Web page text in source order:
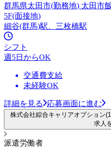
群馬県太田市(勤務地) 太田市
5F(面接地)
細谷(群馬)駅、三枚橋駅
シフト
週5日からOK
交通費支給
未経験OK
詳細を見る 応募画面に進む
株式会社綜合キャリアオプション
求人
派遣労働者